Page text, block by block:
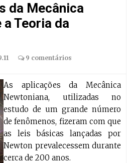
da Mecânica
Teoria da
9 comentários
As aplicações da Mecânica
Newtoniana, utilizadas no
estudo de um grande número
de fenômenos, fizeram com que
as leis básicas lançadas por
Newton prevalecessem durante
cerca de 200 anos.